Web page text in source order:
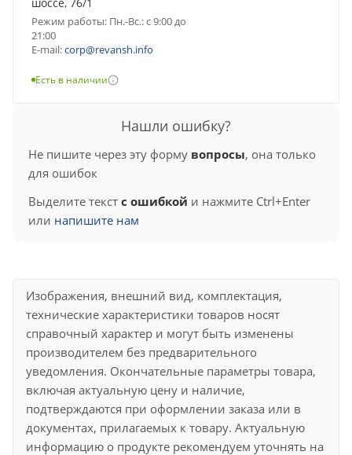
Режим работы: Пн.-Вс.: с 9:00 до
21:00
E-mail:corp@revansh.info
Есть в наличии
Нашли ошибку?
Не пишите через эту форму вопросы, она только
для ошибок
Выделите текст с ошибкой и нажмите Ctrl+Enter
или напишите нам
Изображения, внешний вид, комплектация,
технические характеристики товаров носят
справочный характер и могут быть изменены
производителем без предварительного
уведомления. Окончательные параметры товара,
включая актуальную цену и наличие,
подтверждаются при оформлении заказа или в
документах, прилагаемых к товару. Актуальную
информацию о продукте рекомендуем уточнять на